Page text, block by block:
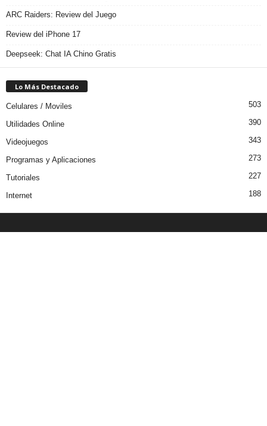
ARC Raiders: Review del Juego
Review del iPhone 17
Deepseek: Chat IA Chino Gratis
Lo Más Destacado
Celulares / Moviles 503
Utilidades Online 390
Videojuegos 343
Programas y Aplicaciones 273
Tutoriales 227
Internet 188